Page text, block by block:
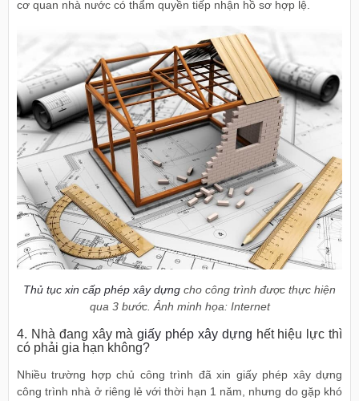
cơ quan nhà nước có thẩm quyền tiếp nhận hồ sơ hợp lệ.
Thủ tục xin cấp phép xây dựng cho công trình được thực hiện
qua 3 bước. Ảnh minh họa: Internet
4. Nhà đang xây màgiấy phép xây dựng hết hiệu lực thì
có phải gia hạn không?
Nhiều trường hợp chủ công trình đã xin giấy phép xây dựng
công trình nhà ở riêng lẻ với thời hạn 1 năm, nhưng do gặp khó